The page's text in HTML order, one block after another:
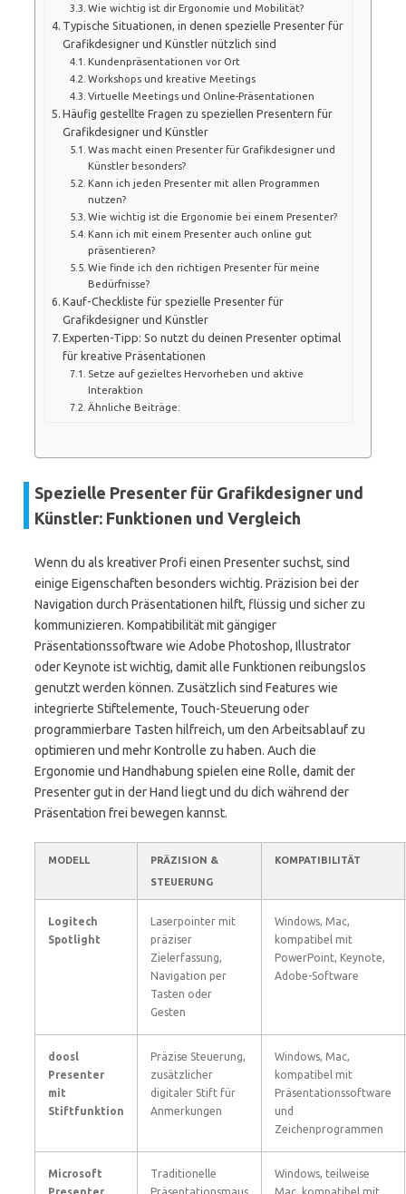
Wie wichtig ist dir Ergonomie und Mobilität?
Typische Situationen, in denen spezielle Presenter für
Grafikdesigner und Künstler nützlich sind
Kundenpräsentationen vor Ort
Workshops und kreative Meetings
Virtuelle Meetings und Online-Präsentationen
Häufig gestellte Fragen zu speziellen Presentern für
Grafikdesigner und Künstler
Was macht einen Presenter für Grafikdesigner und
Künstler besonders?
Kann ich jeden Presenter mit allen Programmen
nutzen?
Wie wichtig ist die Ergonomie bei einem Presenter?
Kann ich mit einem Presenter auch online gut
präsentieren?
Wie finde ich den richtigen Presenter für meine
Bedürfnisse?
Kauf-Checkliste für spezielle Presenter für
Grafikdesigner und Künstler
Experten-Tipp: So nutzt du deinen Presenter optimal
für kreative Präsentationen
Setze auf gezieltes Hervorheben und aktive
Interaktion
Ähnliche Beiträge:
Spezielle Presenter für Grafikdesigner und
Künstler: Funktionen und Vergleich
Wenn du als kreativer Profi einen Presenter suchst, sind
einige Eigenschaften besonders wichtig. Präzision bei der
Navigation durch Präsentationen hilft, flüssig und sicher zu
kommunizieren. Kompatibilität mit gängiger
Präsentationssoftware wie Adobe Photoshop, Illustrator
oder Keynote ist wichtig, damit alle Funktionen reibungslos
genutzt werden können. Zusätzlich sind Features wie
integrierte Stiftelemente, Touch-Steuerung oder
programmierbare Tasten hilfreich, um den Arbeitsablauf zu
optimieren und mehr Kontrolle zu haben. Auch die
Ergonomie und Handhabung spielen eine Rolle, damit der
Presenter gut in der Hand liegt und du dich während der
Präsentation frei bewegen kannst.
MODELL
PRÄZISION &
STEUERUNG
KOMPATIBILITÄT
Logitech
Spotlight
Laserpointer mit
präziser
Zielerfassung,
Navigation per
Tasten oder
Gesten
Windows, Mac,
kompatibel mit
PowerPoint, Keynote,
Adobe-Software
doosl
Presenter
mit
Stiftfunktion
Präzise Steuerung,
zusätzlicher
digitaler Stift für
Anmerkungen
Windows, Mac,
kompatibel mit
Präsentationssoftware
und
Zeichenprogrammen
Microsoft
Traditionelle
Windows, teilweise